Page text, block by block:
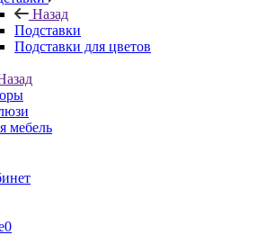
Назад
Подставки
Подставки для цветов
мебель
0